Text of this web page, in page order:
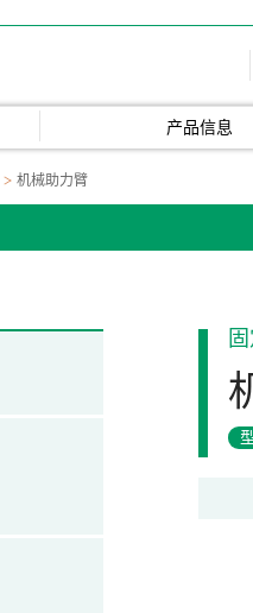
产品信息
机械助力臂